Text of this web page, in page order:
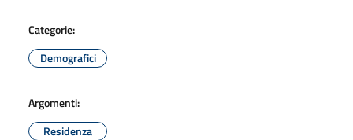
Categorie:
Demografici
Argomenti:
Residenza